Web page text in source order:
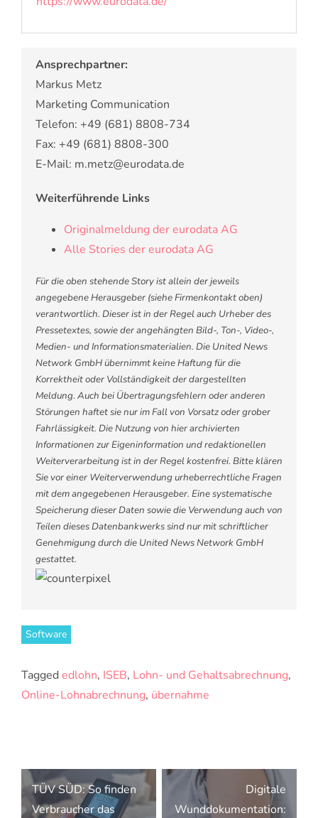
Ansprechpartner:
Markus Metz
Marketing Communication
Telefon: +49 (681) 8808-734
Fax: +49 (681) 8808-300
E-Mail: m.metz@eurodata.de
Weiterführende Links
Originalmeldung der eurodata AG
Alle Stories der eurodata AG
Für die oben stehende Story ist allein der jeweils
angegebene Herausgeber (siehe Firmenkontakt oben)
verantwortlich. Dieser ist in der Regel auch Urheber des
Pressetextes, sowie der angehängten Bild-, Ton-, Video-,
Medien- und Informationsmaterialien. Die United News
Network GmbH übernimmt keine Haftung für die
Korrektheit oder Vollständigkeit der dargestellten
Meldung. Auch bei Übertragungsfehlern oder anderen
Störungen haftet sie nur im Fall von Vorsatz oder grober
Fahrlässigkeit. Die Nutzung von hier archivierten
Informationen zur Eigeninformation und redaktionellen
Weiterverarbeitung ist in der Regel kostenfrei. Bitte klären
Sie vor einer Weiterverwendung urheberrechtliche Fragen
mit dem angegebenen Herausgeber. Eine systematische
Speicherung dieser Daten sowie die Verwendung auch von
Teilen dieses Datenbankwerks sind nur mit schriftlicher
Genehmigung durch die United News Network GmbH
gestattet.
Software
Tagged edlohn, ISEB, Lohn- und Gehaltsabrechnung,
Online-Lohnabrechnung, übernahme
Beitragsnavigation
TÜV SÜD: So finden
Verbraucher das
Digitale
Wunddokumentation: